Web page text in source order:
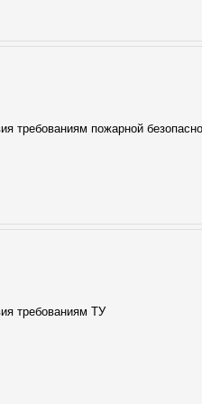
требованиям пожарной
требованиям ТУ